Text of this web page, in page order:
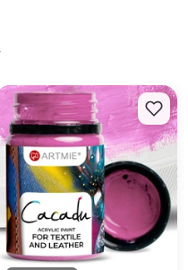
na textil a kůži ARTMIE
50 ml